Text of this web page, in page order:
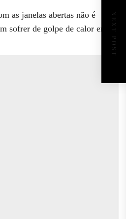
NEXT POST
as janelas abertas não é
sofrer de golpe de calor em...